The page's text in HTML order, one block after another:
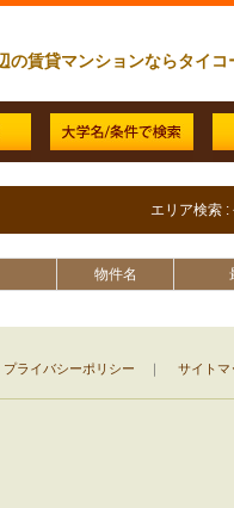
の賃貸マンションならタイコ
エリア検索 :
物件名
プライバシーポリシー ｜ サイトマ